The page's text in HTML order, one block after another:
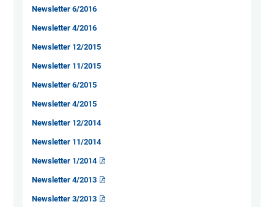
Newsletter 6/2016
Newsletter 4/2016
Newsletter 12/2015
Newsletter 11/2015
Newsletter 6/2015
Newsletter 4/2015
Newsletter 12/2014
Newsletter 11/2014
Newsletter 1/2014
Newsletter 4/2013
Newsletter 3/2013